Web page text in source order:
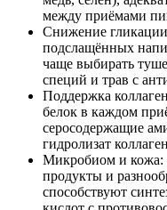
между приёмами
Снижение
подслащённых
чаще выбирать
специй и трав с
Поддержка
белок в каждом
серосодержащие
гидролизат
Микробиом и кожа:
продукты и
способствуют